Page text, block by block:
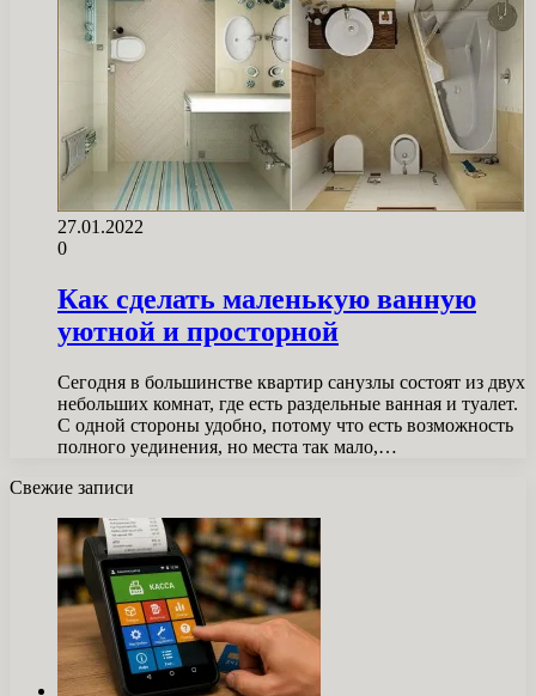
27.01.2022
0
Как сделать маленькую ванную
уютной и просторной
Сегодня в большинстве квартир санузлы состоят из двух
небольших комнат, где есть раздельные ванная и туалет.
С одной стороны удобно, потому что есть возможность
полного уединения, но места так мало,…
Свежие записи